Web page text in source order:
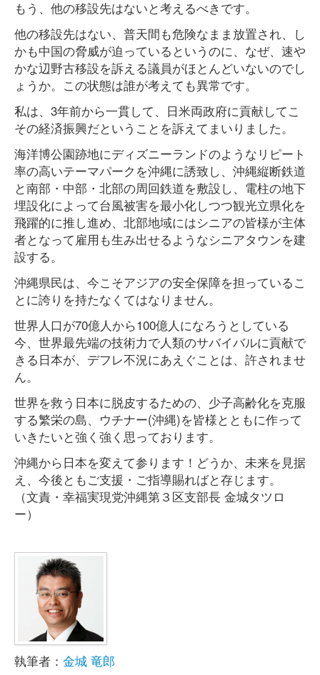
もう、他の移設先はないと考えるべきです。
他の移設先はない、普天間も危険なまま放置され、し
かも中国の脅威が迫っているというのに、なぜ、速や
かな辺野古移設を訴える議員がほとんどいないのでし
ょうか。この状態は誰が考えても異常です。
私は、3年前から一貫して、日米両政府に貢献してこ
その経済振興だということを訴えてまいりました。
海洋博公園跡地にディズニーランドのようなリピート
率の高いテーマパークを沖縄に誘致し、沖縄縦断鉄道
と南部・中部・北部の周回鉄道を敷設し、電柱の地下
埋設化によって台風被害を最小化しつつ観光立県化を
飛躍的に推し進め、北部地域にはシニアの皆様が主体
者となって雇用も生み出せるようなシニアタウンを建
設する。
沖縄県民は、今こそアジアの安全保障を担っているこ
とに誇りを持たなくてはなりません。
世界人口が70億人から100億人になろうとしている
今、世界最先端の技術力で人類のサバイバルに貢献で
きる日本が、デフレ不況にあえぐことは、許されませ
ん。
世界を救う日本に脱皮するための、少子高齢化を克服
する繁栄の島、ウチナー(沖縄)を皆様とともに作って
いきたいと強く強く思っております。
沖縄から日本を変えて参ります！どうか、未来を見据
え、今後ともご支援・ご指導賜ればと存じます。
（文責・幸福実現党沖縄第３区支部長 金城タツロ
ー）
執筆者： 金城 竜郎